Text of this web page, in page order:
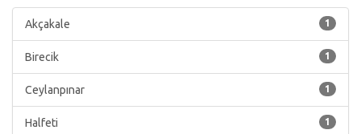
1
Akçakale
1
Birecik
1
Ceylanpınar
1
Halfeti